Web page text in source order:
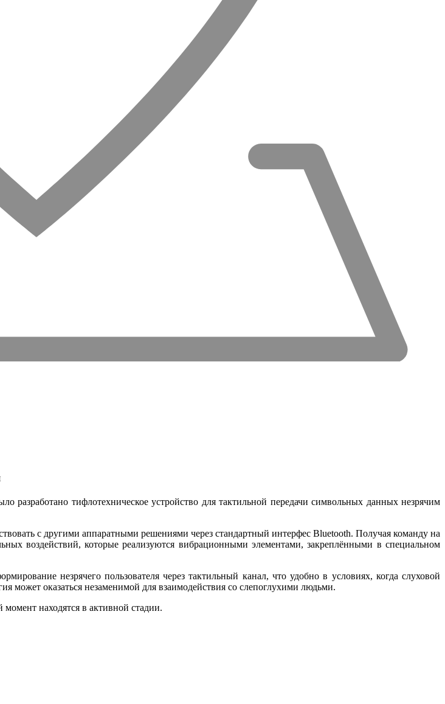
разработано тифлотехническое устройство для тактильной передачи символьных данных незрячим
с другими аппаратными решениями через стандартный интерфес Bluetooth. Получая команду на
воздействий, которые реализуются вибрационными элементами, закреплёнными в специальном
незрячего пользователя через тактильный канал, что удобно в условиях, когда слуховой
может оказаться незаменимой для взаимодействия со слепоглухими людьми.
находятся в активной стадии.